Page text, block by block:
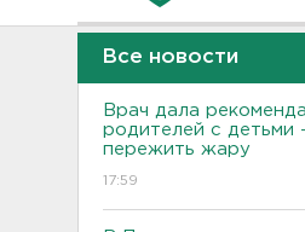
Все новости
Врач дала
родителей с детьми
пережить жару
17:59